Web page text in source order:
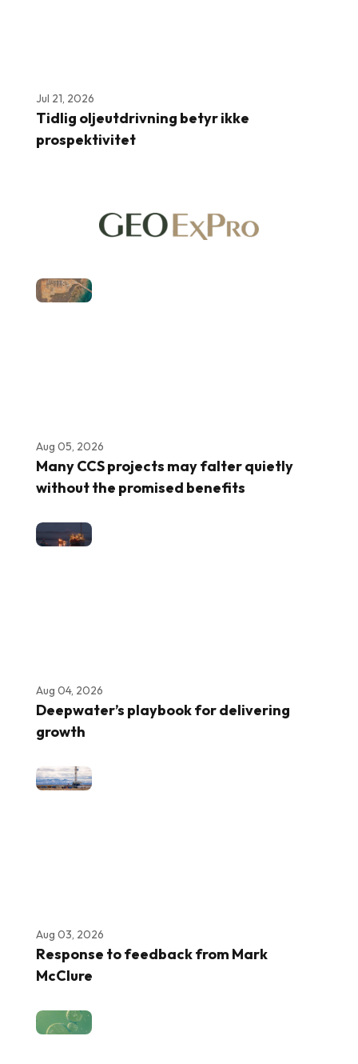
Jul 21, 2026
Tidlig oljeutdrivning betyr ikke
prospektivitet
Aug 05, 2026
Many CCS projects may falter quietly
without the promised benefits
Aug 04, 2026
Deepwater’s playbook for delivering
growth
Aug 03, 2026
Response to feedback from Mark
McClure